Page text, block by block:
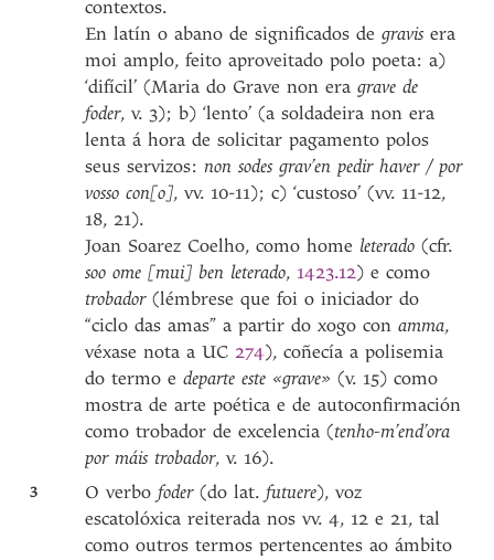
contextos.
En latín o abano de significados degravisera
moi amplo, feito aproveitado polo poeta: a)
‘difícil’ (Maria do Grave non eragrave de
foder, v. 3); b) ‘lento’ (a soldadeira non era
lenta á hora de solicitar pagamento polos
seus servizos:non sodes grav’en pedir haver / por
vosso con[o], vv. 10-11); c) ‘custoso’ (vv. 11-12,
18, 21).
Joan Soarez Coelho, como home leterado(cfr.
soo ome [mui] ben leterado, 1423.12) e como
trobador(lémbrese que foi o iniciador do
“ciclo das amas” a partir do xogo conamma,
véxase nota a UC 274), coñecía a polisemia
do termo edeparte este «grave» (v. 15) como
mostra de arte poética e de autoconfirmación
como trobador de excelencia (tenho-m’end’ora
por máis trobador, v. 16).
3 O verbofoder(do lat.futuere), voz
escatolóxica reiterada nos vv. 4, 12 e 21, tal
como outros termos pertencentes ao ámbito